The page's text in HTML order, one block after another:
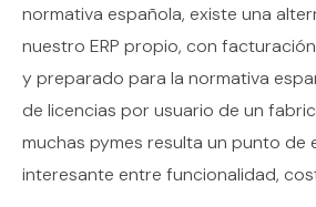
normativa española, existe una
nuestro ERP propio, con
y preparado para la normativa
de licencias por usuario de un
muchas pymes resulta un punto de
interesante entre funcionalidad,